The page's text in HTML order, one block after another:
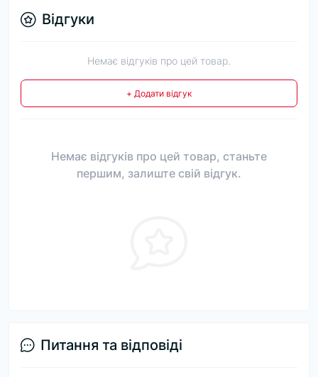
Відгуки
Немає відгуків про цей товар.
+ Додати відгук
Немає відгуків про цей товар, станьте
першим, залиште свій відгук.
Питання та відповіді